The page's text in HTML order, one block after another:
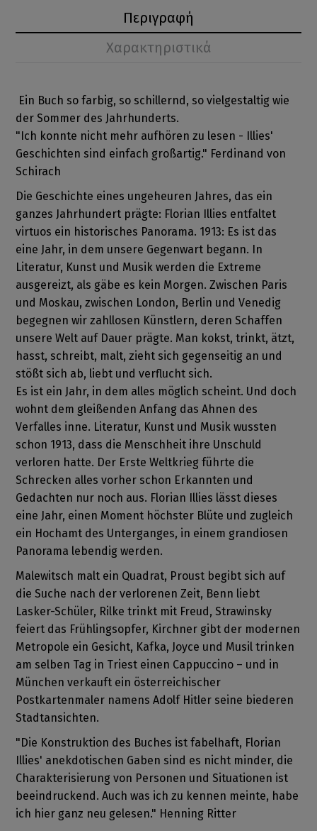
Περιγραφή
Χαρακτηριστικά
Ein Buch so farbig, so schillernd, so vielgestaltig wie
der Sommer des Jahrhunderts.
"Ich konnte nicht mehr aufhören zu lesen - Illies'
Geschichten sind einfach großartig." Ferdinand von
Schirach
Die Geschichte eines ungeheuren Jahres, das ein
ganzes Jahrhundert prägte: Florian Illies entfaltet
virtuos ein historisches Panorama. 1913: Es ist das
eine Jahr, in dem unsere Gegenwart begann. In
Literatur, Kunst und Musik werden die Extreme
ausgereizt, als gäbe es kein Morgen. Zwischen Paris
und Moskau, zwischen London, Berlin und Venedig
begegnen wir zahllosen Künstlern, deren Schaffen
unsere Welt auf Dauer prägte. Man kokst, trinkt, ätzt,
hasst, schreibt, malt, zieht sich gegenseitig an und
stößt sich ab, liebt und verflucht sich.
Es ist ein Jahr, in dem alles möglich scheint. Und doch
wohnt dem gleißenden Anfang das Ahnen des
Verfalles inne. Literatur, Kunst und Musik wussten
schon 1913, dass die Menschheit ihre Unschuld
verloren hatte. Der Erste Weltkrieg führte die
Schrecken alles vorher schon Erkannten und
Gedachten nur noch aus. Florian Illies lässt dieses
eine Jahr, einen Moment höchster Blüte und zugleich
ein Hochamt des Unterganges, in einem grandiosen
Panorama lebendig werden.
Malewitsch malt ein Quadrat, Proust begibt sich auf
die Suche nach der verlorenen Zeit, Benn liebt
Lasker-Schüler, Rilke trinkt mit Freud, Strawinsky
feiert das Frühlingsopfer, Kirchner gibt der modernen
Metropole ein Gesicht, Kafka, Joyce und Musil trinken
am selben Tag in Triest einen Cappuccino – und in
München verkauft ein österreichischer
Postkartenmaler namens Adolf Hitler seine biederen
Stadtansichten.
"Die Konstruktion des Buches ist fabelhaft, Florian
Illies' anekdotischen Gaben sind es nicht minder, die
Charakterisierung von Personen und Situationen ist
beeindruckend. Auch was ich zu kennen meinte, habe
ich hier ganz neu gelesen." Henning Ritter